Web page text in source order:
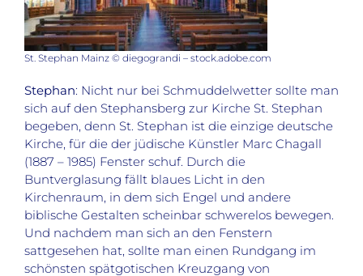
St. Stephan Mainz © diegograndi – stock.adobe.com
Stephan: Nicht nur bei Schmuddelwetter sollte man
sich auf den Stephansberg zur Kirche St. Stephan
begeben, denn St. Stephan ist die einzige deutsche
Kirche, für die der jüdische Künstler Marc Chagall
(1887 – 1985) Fenster schuf. Durch die
Buntverglasung fällt blaues Licht in den
Kirchenraum, in dem sich Engel und andere
biblische Gestalten scheinbar schwerelos bewegen.
Und nachdem man sich an den Fenstern
sattgesehen hat, sollte man einen Rundgang im
schönsten spätgotischen Kreuzgang von